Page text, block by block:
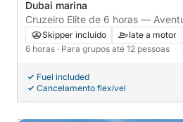
Dubai marina
Cruzeiro Elite de 6 horas —
Palmeiras
Skipper incluído
Iate a motor
6 horas · Para grupos até 12 pessoas
Fuel included
Cancelamento flexível